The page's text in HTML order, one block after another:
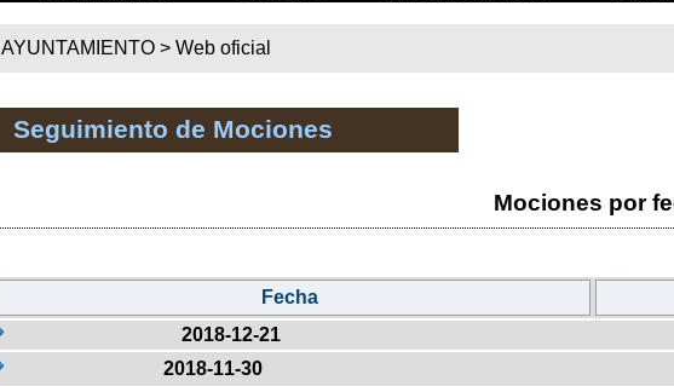
AYUNTAMIENTO > Web oficial
Seguimiento de Mociones
Mociones por
Fecha
2018-12-21
2018-11-30